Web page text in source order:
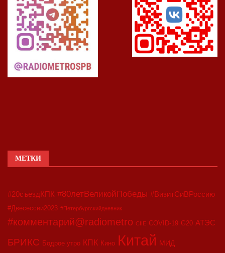
МЕТКИ
#20съездКПК #80летВеликойПобеды #ВизитСиВРоссию
#Двесессии2023 #Петербургскийдневник
#комментарий@radiometro CIIE COVID-19 G20 АТЭС
БРИКС Бодрое утро КПК Кино Китай МИД